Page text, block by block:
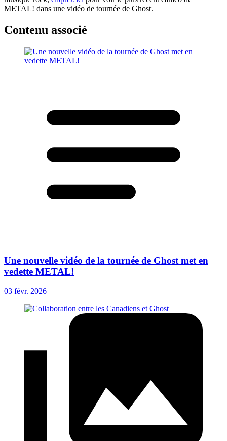
METAL! dans une vidéo de tournée de Ghost.
Contenu associé
Une nouvelle vidéo de la tournée de Ghost met en
vedette METAL!
03 févr. 2026